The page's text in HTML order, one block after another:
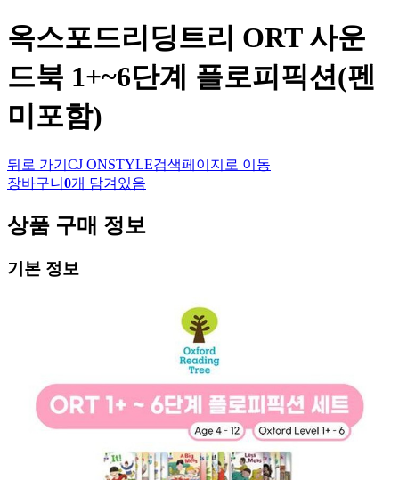
옥스포드리딩트리 ORT 사운
드북 1+~6단계 플로피픽션(펜
미포함)
뒤로 가기 CJ ONSTYLE검색페이지로 이동
장바구니 0개 담겨있음
상품 구매 정보
기본 정보